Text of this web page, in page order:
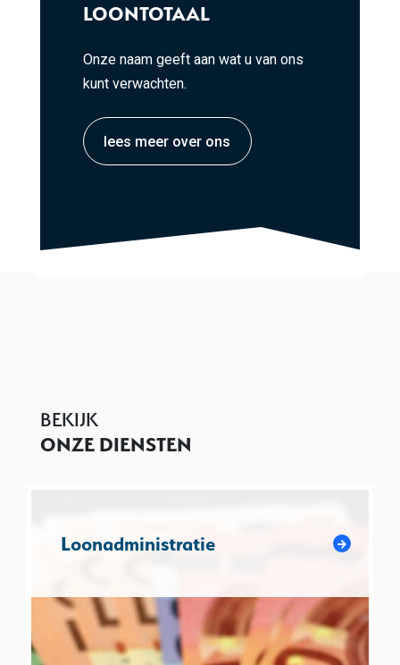
LOONTOTAAL
Onze naam geeft aan wat u van ons
kunt verwachten.
lees meer over ons
BEKIJK
ONZE DIENSTEN
Loonadministratie